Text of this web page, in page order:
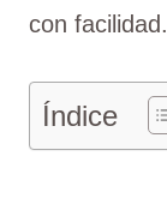
con facilidad.
Índice